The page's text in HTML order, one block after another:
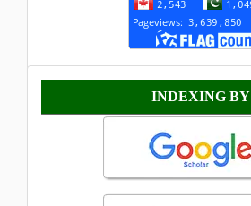
Indexing INDEXING BY